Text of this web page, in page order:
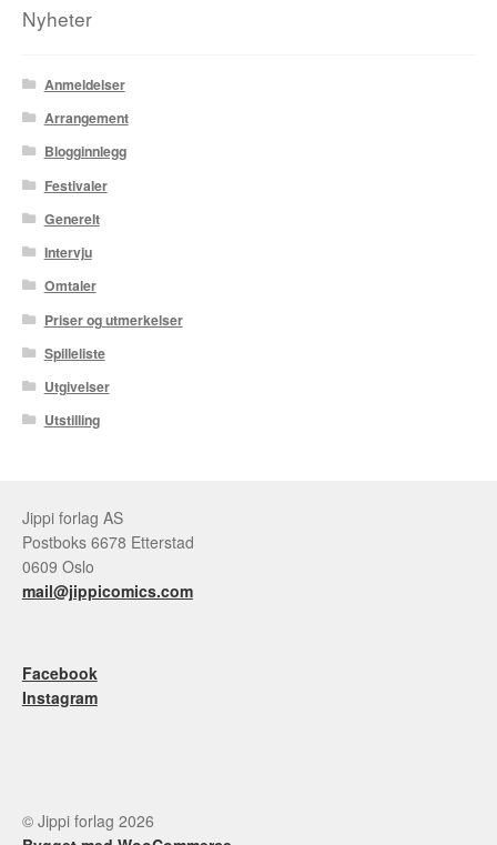
Nyheter
Anmeldelser
Arrangement
Blogginnlegg
Festivaler
Generelt
Intervju
Omtaler
Priser og utmerkelser
Spilleliste
Utgivelser
Utstilling
Jippi forlag AS
Postboks 6678 Etterstad
0609 Oslo
mail@jippicomics.com
Facebook
Instagram
© Jippi forlag 2026